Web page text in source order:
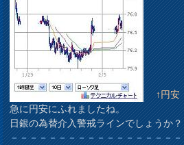
↑円安
急に円安にふれましたね。
日銀の為替介入警戒ラインでしょうか？
－－－－－－－－－－－－－－－－－－